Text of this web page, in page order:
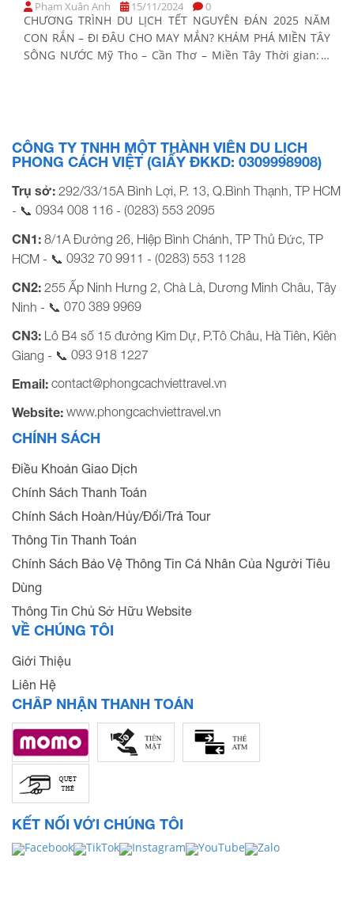
Phạm Xuân Anh 15/11/2024 0
CHƯƠNG TRÌNH DU LỊCH TẾT NGUYÊN ĐÁN 2025 NĂM
CON RẮN – ĐI ĐÂU CHO MAY MẮN? KHÁM PHÁ MIỀN TÂY
SÔNG NƯỚC Mỹ Tho – Cần Thơ – Miền Tây Thời gian: 2
CÔNG TY TNHH MỘT THÀNH VIÊN DU LỊCH
PHONG CÁCH VIỆT (GIẤY ĐKKD: 0309998908)
Trụ sở: 292/33/15A Bình Lợi, P. 13, Q.Bình Thạnh, TP HCM
- 📞 0934 008 116 - (0283) 553 2095
CN1: 8/1A Đường 26, Hiệp Bình Chánh, TP Thủ Đức, TP
HCM - 📞 0932 70 9911 - (0283) 553 1128
CN2: 255 Ấp Ninh Hưng 2, Chà Là, Dương Minh Châu, Tây
Ninh - 📞 070 389 9969
CN3: Lô B4 số 15 đường Kim Dự, P.Tô Châu, Hà Tiên, Kiên
Giang - 📞 093 918 1227
Email: contact@phongcachviettravel.vn
Website: www.phongcachviettravel.vn
CHÍNH SÁCH
Điều Khoản Giao Dịch
Chính Sách Thanh Toán
Chính Sách Hoàn/Hủy/Đổi/Trả Tour
Thông Tin Thanh Toán
Chính Sách Bảo Vệ Thông Tin Cá Nhân Của Người Tiêu
Dùng
Thông Tin Chủ Sở Hữu Website
VỀ CHÚNG TÔI
Giới Thiệu
Liên Hệ
CHẤP NHẬN THANH TOÁN
KẾT NỐI VỚI CHÚNG TÔI